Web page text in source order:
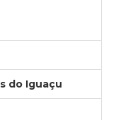
do Iguaçu